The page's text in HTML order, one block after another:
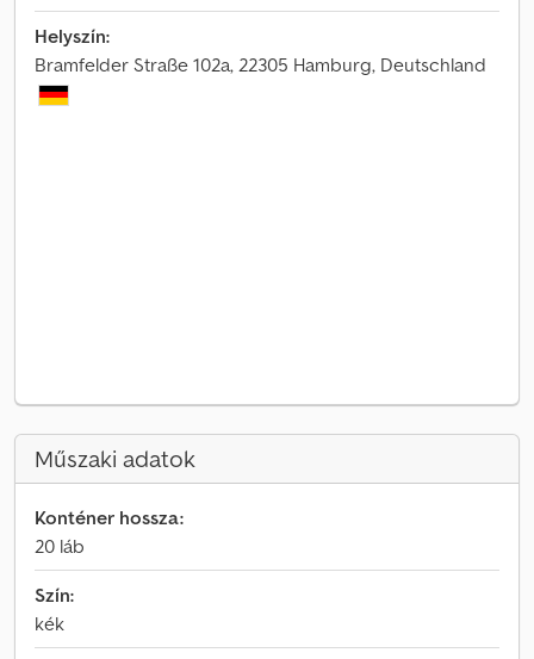
Helyszín:
Bramfelder Straße 102a, 22305 Hamburg, Deutschland
Műszaki adatok
Konténer hossza:
20 láb
Szín:
kék